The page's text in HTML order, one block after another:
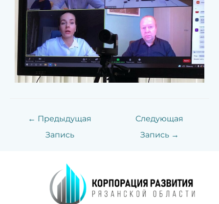
← Предыдущая
Запись
Следующая
Запись →